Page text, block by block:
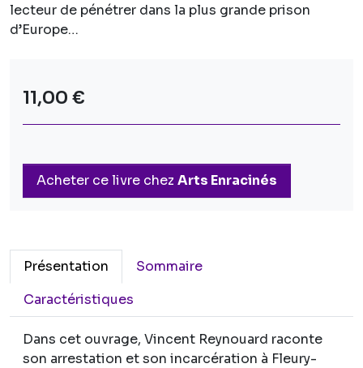
lecteur de pénétrer dans la plus grande prison
d’Europe…
11,00 €
Acheter ce livre chez Arts Enracinés
Présentation
Sommaire
Caractéristiques
Dans cet ouvrage, Vincent Reynouard raconte
son arrestation et son incarcération à Fleury-